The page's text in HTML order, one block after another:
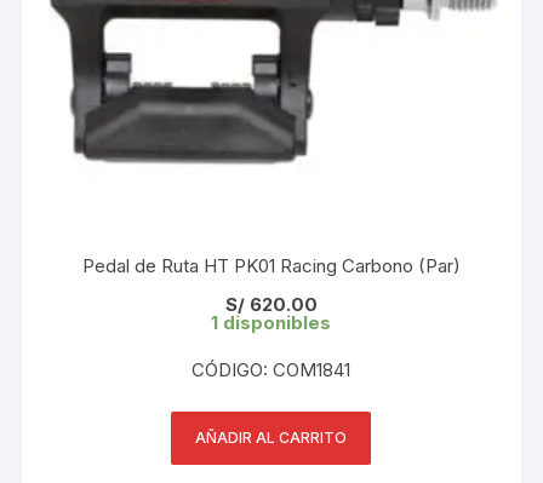
Pedal de Ruta HT PK01 Racing Carbono (Par)
S/620.00
1 disponibles
CÓDIGO: COM1841
AÑADIR AL CARRITO